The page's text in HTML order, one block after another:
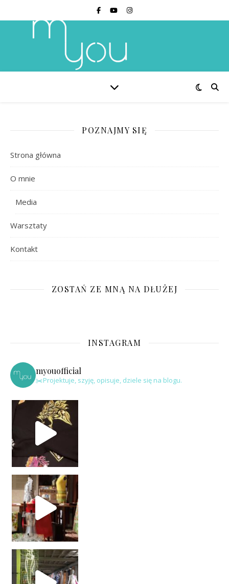
POZNAJMY SIĘ
Strona główna
O mnie
Media
Warsztaty
Kontakt
ZOSTAŃ ZE MNĄ NA DŁUŻEJ
INSTAGRAM
myouofficial
✂️Projektuje, szyję, opisuje, dziele się na blogu.